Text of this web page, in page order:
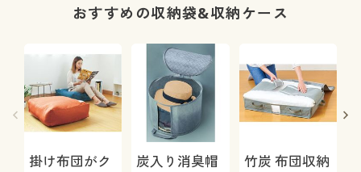
ト・速乾・洗おすすめの収納袋&収納ケース
掛け布団がク
炭入り消臭帽
竹炭 布団収納